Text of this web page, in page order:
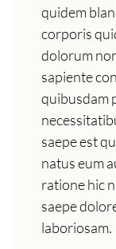
quidem
corporis
dolorum
sapiente
quibusdam
saepe est
natus eum
ratione hic
saepe
laboriosam.